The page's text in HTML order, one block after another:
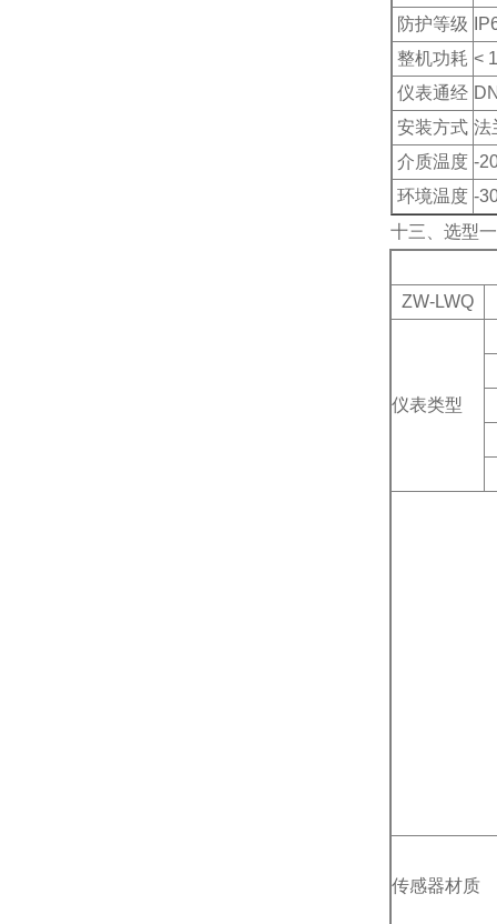
防护等级
整机功耗 <
仪表通经
安装方式 法
介质温度 -
环境温度 -
十三、 选型
ZW-LWQ
仪表类型
传感器材质